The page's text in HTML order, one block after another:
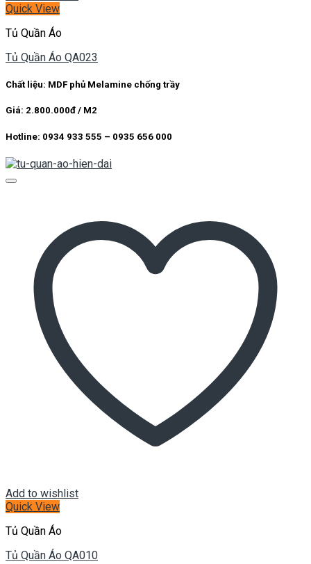
Quick View
Tủ Quần Áo
Tủ Quần Áo QA023
Chất liệu: MDF phủ Melamine chống trầy
Giá: 2.800.000đ / M2
Hotline: 0934 933 555 – 0935 656 000
Add to wishlist
Quick View
Tủ Quần Áo
Tủ Quần Áo QA010